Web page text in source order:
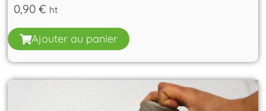
0,90€ ht
Ajouter au panier